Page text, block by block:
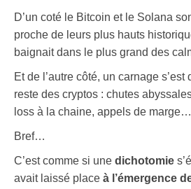
D’un coté le Bitcoin et le Solana
proche de leurs plus hauts
baignait dans le plus grand des
Et de l’autre côté, un carnage
reste des cryptos : chutes
loss à la chaine, appels de marge…
Bref…
C’est comme si une dichotomie
avait laissé place à l’émergence